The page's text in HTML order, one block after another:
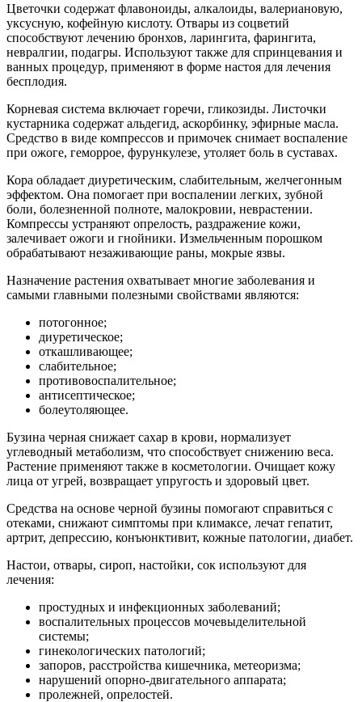
Цветочки содержат флавоноиды, алкалоиды, валериановую,
уксусную, кофейную кислоту. Отвары из соцветий
способствуют лечению бронхов, ларингита, фарингита,
невралгии, подагры. Используют также для спринцевания и
ванных процедур, применяют в форме настоя для лечения
бесплодия.
Корневая система включает горечи, гликозиды. Листочки
кустарника содержат альдегид, аскорбинку, эфирные масла.
Средство в виде компрессов и примочек снимает воспаление
при ожоге, геморрое, фурункулезе, утоляет боль в суставах.
Кора обладает диуретическим, слабительным, желчегонным
эффектом. Она помогает при воспалении легких, зубной
боли, болезненной полноте, малокровии, неврастении.
Компрессы устраняют опрелость, раздражение кожи,
залечивает ожоги и гнойники. Измельченным порошком
обрабатывают незаживающие раны, мокрые язвы.
Назначение растения охватывает многие заболевания и
самыми главными полезными свойствами являются:
потогонное;
диуретическое;
откашливающее;
слабительное;
противовоспалительное;
антисептическое;
болеутоляющее.
Бузина черная снижает сахар в крови, нормализует
углеводный метаболизм, что способствует снижению веса.
Растение применяют также в косметологии. Очищает кожу
лица от угрей, возвращает упругость и здоровый цвет.
Средства на основе черной бузины помогают справиться с
отеками, снижают симптомы при климаксе, лечат гепатит,
артрит, депрессию, конъюнктивит, кожные патологии, диабет.
Настои, отвары, сироп, настойки, сок используют для
лечения:
простудных и инфекционных заболеваний;
воспалительных процессов мочевыделительной
системы;
гинекологических патологий;
запоров, расстройства кишечника, метеоризма;
нарушений опорно-двигательного аппарата;
пролежней, опрелостей.